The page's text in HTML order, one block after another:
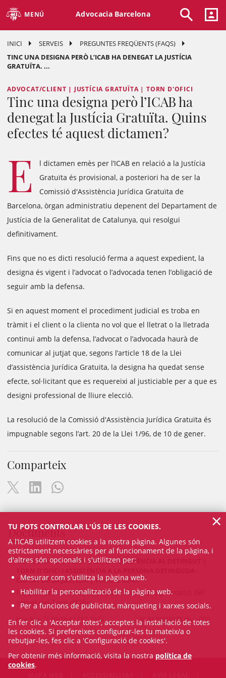
MENÚ Advocacia Barcelona
INICI SERVEIS
PREGUNTES FREQÜENTS (FAQS)
TINC UNA DESIGNA PERÒ L’ICAB HA DENEGAT LA JUSTÍCIA
GRATUÏTA. ...
ADVOCAT/CLIENT | JUSTÍCIA GRATUÏTA | TORN D'OFICI
Tinc una designa però l’ICAB ha
denegat la Justícia Gratuïta. Quins
efectes té aquest dictamen?
E
l dictamen emès per l’ICAB en relació a la Justícia
Gratuïta és provisional, a posteriori ha de ser la
Comissió d'Assistència Jurídica Gratuïta de
Barcelona, òrgan administratiu depenent del Departament de
Justícia de la Generalitat de Catalunya, qui resolgui
definitivament.
Fins que no es dicti resolució ferma a aquest expedient, la
designa és vigent i l’advocat o l’advocada tenen l’obligació de
seguir amb la defensa.
Si en aquest moment el procediment judicial es troba en
tràmit i el client o la clienta no vol que el lletrat o la lletrada
continuï amb la defensa, l’advocat o l’advocada haurà de
comunicar al jutjat que, segons l’article 18 de la Llei
d’assistència Jurídica Gratuïta, la designa ha quedat sense
efecte, sol·licitant que es requereixi al justiciable per a que es
designi professional de lliure elecció.
La resolució de la Comissió d'Assistència Jurídica Gratuïta és
impugnable segons l’art. 20 de la Llei 1/96, de 10 de gener.
Comparteix
Documents
TORN D'OFICI | TORN D'OFICI I ASSISTÈNCIA AL DETINGUT |
CIUTAT DE LA JUSTÍCIA | TORN D'OFICI
Nota informativa de l'ICAB en relació a la prestació del
servei del Torn d'Ofici
Mon Nov 20 09:18:43 CET 2023 398.9130859375 Kb PDF
TU POTS CONTROLAR L'ÚS DE LES COOKIES.
A l’ICAB utilitzem cookies a la nostra pàgina. Algunes són
estrictament necessàries per al funcionament de la pàgina, i
d'altres són opcionals i s'utilitzen per:
Mesurar com s'utilitza la pàgina web.
Habilitar la personalització de la pàgina web.
Per a funcions de publicitat, màrqueting i xarxes socials.
En fer clic a 'Acceptar totes', acceptes la instal·lació de totes
les cookies. Si prefereixes configurar-les tu mateix/a o
rebutjar-les, fes clic a 'Configuració de cookies'.
Per obtenir més informació, visita la nostra política de
cookies.
×